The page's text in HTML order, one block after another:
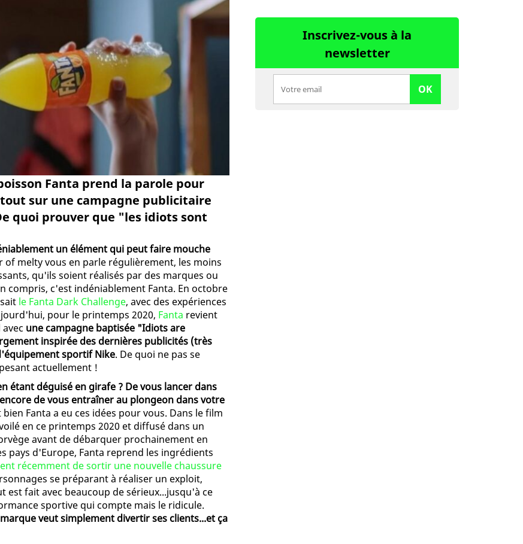
Fanta prend la parole pour
sur une campagne publicitaire
quoi prouver que "les idiots sont
un élément qui peut faire mouche
of melty vous en parle régulièrement, les moins
qu'ils soient réalisés par des marques ou
compris, c'est indéniablement Fanta. En octobre
le Fanta Dark Challenge, avec des expériences
pour le printemps 2020, Fanta revient
une campagne baptisée "Idiots are
inspirée des dernières publicités (très
sportif Nike. De quoi ne pas se
actuellement !
étant déguisé en girafe ? De vous lancer dans
de vous entraîner au plongeon dans votre
bien Fanta a eu ces idées pour vous. Dans le film
en ce printemps 2020 et diffusé dans un
avant de débarquer prochainement en
pays d'Europe, Fanta reprend les ingrédients
récemment de sortir une nouvelle chaussure
se préparant à réaliser un exploit,
fait avec beaucoup de sérieux...jusqu'à ce
sportive qui compte mais le ridicule.
veut simplement divertir ses clients...et ça
Inscrivez-vous à la
newsletter
OK